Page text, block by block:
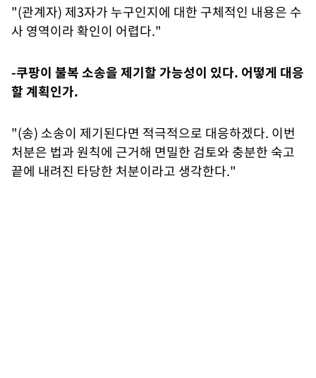
"(관계자) 제3자가 누구인지에 대한 구체적인 내용은 수
사 영역이라 확인이 어렵다."
-쿠팡이 불복 소송을 제기할 가능성이 있다. 어떻게 대응
할 계획인가.
"(송) 소송이 제기된다면 적극적으로 대응하겠다. 이번
처분은 법과 원칙에 근거해 면밀한 검토와 충분한 숙고
끝에 내려진 타당한 처분이라고 생각한다."